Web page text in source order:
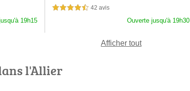
19h15
4,5 étoiles sur 5 42 avis
Ouverte jusqu'à 19h30
Afficher tout
l'Allier